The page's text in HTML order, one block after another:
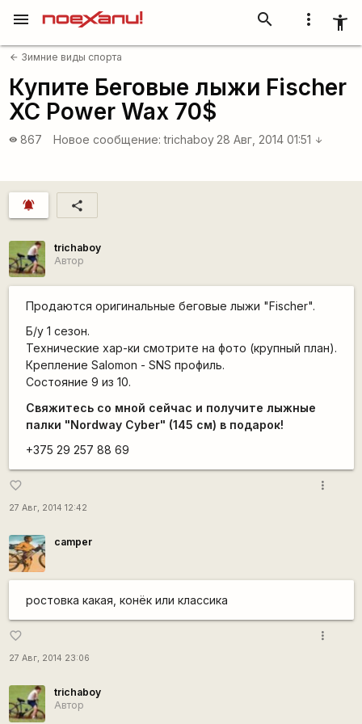
more_vert accessibility_new
search
menu
arrow_back Зимние виды спорта
Купите Беговые лыжи Fischer
XC Power Wax 70$
visibility 867 Новое сообщение: trichaboy 28 Авг, 2014 01:51 arrow_downward
notifications_active share
trichaboy
Автор
Продаются оригинальные беговые лыжи "Fischer".
Б/у 1 сезон.
Технические хар-ки смотрите на фото (крупный план).
Крепление Salomon - SNS профиль.
Состояние 9 из 10.
Свяжитесь со мной сейчас и получите лыжные
палки "Nordway Cyber" (145 см) в подарок!
+375 29 257 88 69
favorite_border
27 Авг, 2014 12:42
more_vert
camper
ростовка какая, конёк или классика
favorite_border
27 Авг, 2014 23:06
more_vert
trichaboy
Автор